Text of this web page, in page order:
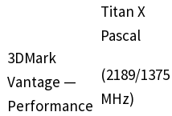
3DMark
Vantage —
Performance
Titan X
Pascal
(2189/1375
MHz)